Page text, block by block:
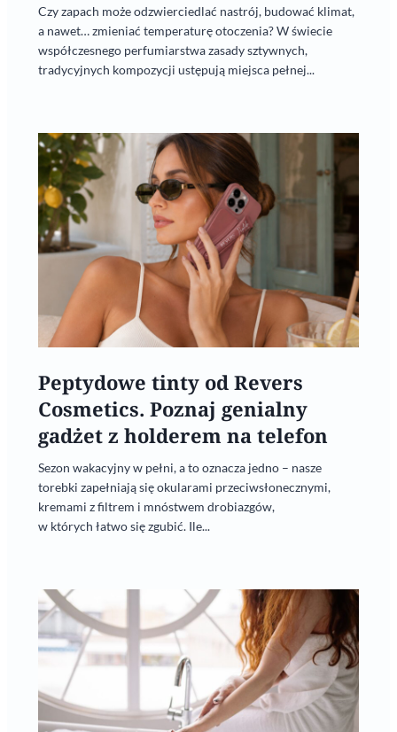
Czy zapach może odzwierciedlać nastrój, budować klimat,
a nawet… zmieniać temperaturę otoczenia? W świecie
współczesnego perfumiarstwa zasady sztywnych,
tradycyjnych kompozycji ustępują miejsca pełnej...
Peptydowe tinty od Revers
Cosmetics. Poznaj genialny
gadżet z holderem na telefon
Sezon wakacyjny w pełni, a to oznacza jedno – nasze
torebki zapełniają się okularami przeciwsłonecznymi,
kremami z filtrem i mnóstwem drobiazgów,
w których łatwo się zgubić. Ile...